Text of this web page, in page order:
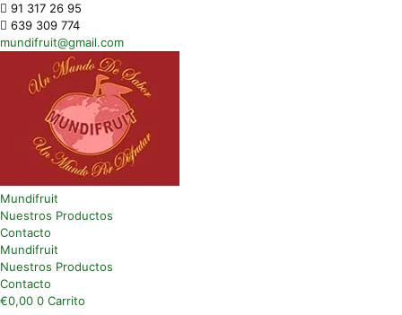
91 317 26 95
639 309 774
mundifruit@gmail.com
Mundifruit
Nuestros Productos
Contacto
Mundifruit
Nuestros Productos
Contacto
€0,00 0 Carrito